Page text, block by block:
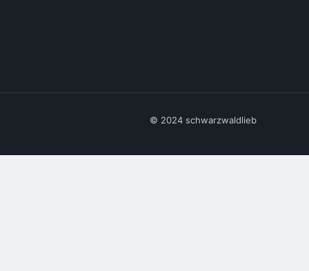
© 2024 schwarzwaldlieb